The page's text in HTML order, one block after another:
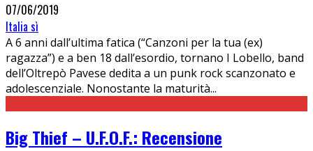
07/06/2019
Italia sì
A 6 anni dall’ultima fatica (“Canzoni per la tua (ex)
ragazza”) e a ben 18 dall’esordio, tornano I Lobello, band
dell’Oltrepò Pavese dedita a un punk rock scanzonato e
adolescenziale. Nonostante la maturità...
Big Thief – U.F.O.F.: Recensione